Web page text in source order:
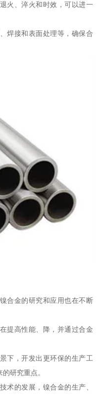
火、淬火和时效，可以进一
焊接和表面处理等，确保合
合金的研究和应用也在不断
提高性能、降，并通过合金
下，开发出更环保的生产工
研究重点。
术的发展，镍合金的生产、